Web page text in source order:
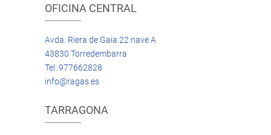
OFICINA CENTRAL
Avda. Riera de Gaia 22 nave A
43830 Torredembarra
Tel: 977662828
info@ragas.es
TARRAGONA